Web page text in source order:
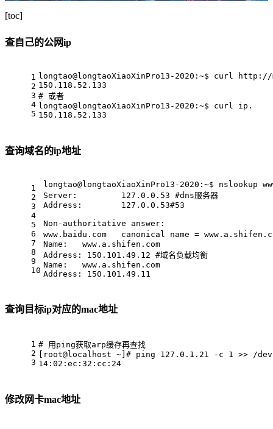
[toc]
查自己的公网ip
1
2
3
4
5
longtao@longtaoXiaoXinPro13-2020:~$ curl http://
150.118.52.133
# 或者
longtao@longtaoXiaoXinPro13-2020:~$ curl ip.
150.118.52.133
查询域名的ip地址
1
2
3
4
5
6
7
8
9
10
longtao@longtaoXiaoXinPro13-2020:~$ nslookup
Server:		127.0.0.53 #dns服务器
Address:	127.0.0.53#53
Non-authoritative answer:
www.baidu.com	canonical name =
Name:	www.a.shifen.com
Address: 150.101.49.12 #域名负载均衡
Name:	www.a.shifen.com
Address: 150.101.49.11
查询目标ip对应的mac地址
1
2
3
# 用ping获取arp缓存再查找
[root@localhost ~]# ping 127.0.1.21 -c 1 >>
14:02:ec:32:cc:24
修改网卡mac地址